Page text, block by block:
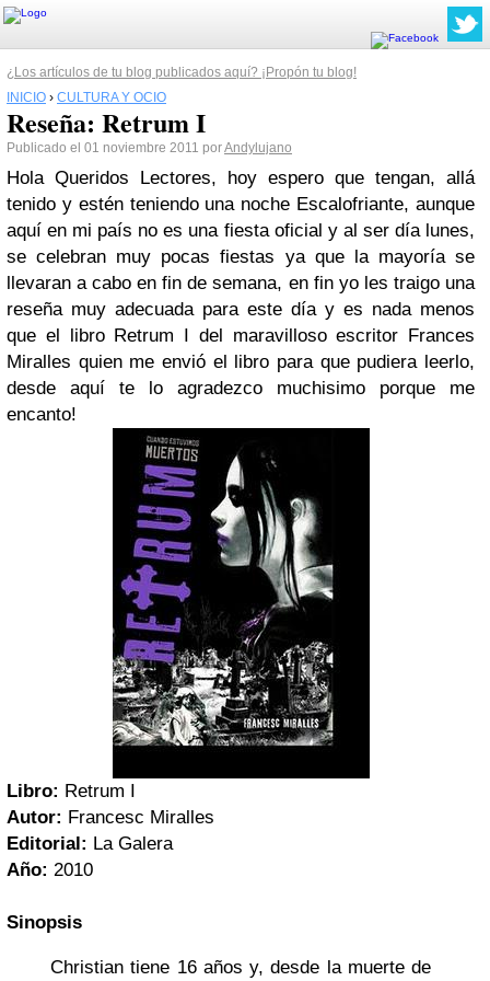
¿Los artículos de tu blog publicados aquí? ¡Propón tu blog!
INICIO › CULTURA Y OCIO
Reseña: Retrum I
Publicado el 01 noviembre 2011 porAndylujano
Hola Queridos Lectores, hoy espero que tengan, allá
tenido y estén teniendo una noche Escalofriante, aunque
aquí en mi país no es una fiesta oficial y al ser día lunes,
se celebran muy pocas fiestas ya que la mayoría se
llevaran a cabo en fin de semana, en fin yo les traigo una
reseña muy adecuada para este día y es nada menos
que el libro Retrum I del maravilloso escritor Frances
Miralles quien me envió el libro para que pudiera leerlo,
desde aquí te lo agradezco muchisimo porque me
encanto!
Libro: Retrum I
Autor: Francesc Miralles
Editorial: La Galera
Año: 2010
Sinopsis
Christian tiene 16 años y, desde la muerte de